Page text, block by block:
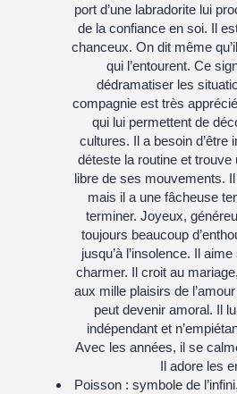
port d’une labradorite lui
de la confiance en soi. Il
chanceux. On dit même
qui l’entourent. Ce
dédramatiser les
compagnie est très
qui lui permettent de
cultures. Il a besoin d’être
déteste la routine et trouve
libre de ses mouvements.
mais il a une fâcheuse
terminer. Joyeux,
toujours beaucoup
jusqu’à l’insolence. Il
charmer. Il croit au
aux mille plaisirs de
peut devenir amoral. Il
indépendant et
Avec les années, il se
Il adore les
Poisson : symbole de